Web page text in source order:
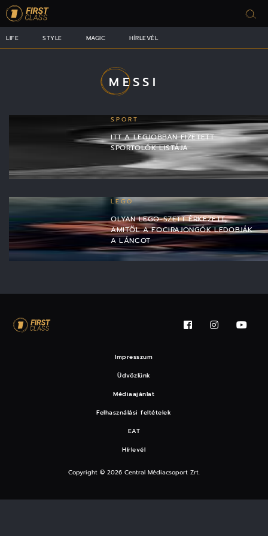
LIFE STYLE MAGIC HÍRLEVÉL
MESSI
SPORT
ITT A LEGJOBBAN FIZETETT
SPORTOLÓK LISTÁJA
LEGO
OLYAN LEGO-SZETT ÉRKEZETT,
AMITŐL A FOCIRAJONGÓK LEDOBJÁK
A LÁNCOT
Impresszum
Üdvözlünk
Médiaajánlat
Felhasználási feltételek
EAT
Hírlevél
Copyright © 2026 Central Médiacsoport Zrt.